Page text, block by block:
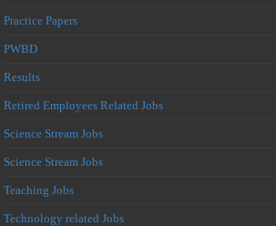
Practice Papers
PWBD
Results
Retired Employees Related Jobs
Science Stream Jobs
Science Stream Jobs
Teaching Jobs
Technology related Jobs